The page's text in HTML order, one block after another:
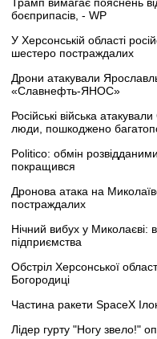
Трамп вимагає пояснень
боєприпасів, - WP
У Херсонській області
шестеро постраждалих
Дрони атакували
«Славнефть-ЯНОС»
Російські війська
люди, пошкоджено
Politico: обмін
покращився
Дронова атака на
постраждалих
Нічний вибух у Миколаєві:
підприємства
Обстріл Херсонської
Богородиці
Частина ракети SpaceX
Лідер гурту "Ногу звело!"